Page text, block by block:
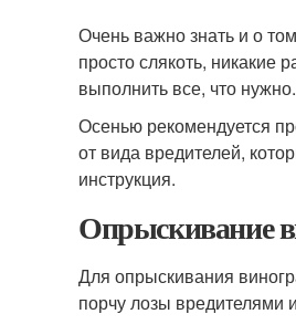
Очень важно знать и о
просто слякоть, никакие
выполнить все, что нужно.
Осенью рекомендуется
от вида вредителей,
инструкция.
Опрыскивание
Для опрыскивания
порчу лозы вредителями